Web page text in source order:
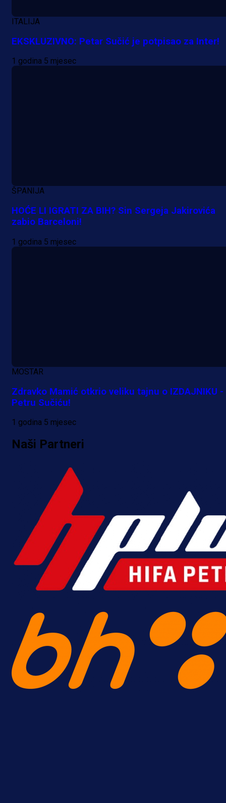
Više vijesti
ITALIJA
EKSKLUZIVNO: Petar Sučić je potpisao za Inter!
1 godina 5 mjesec
ŠPANIJA
HOĆE LI IGRATI ZA BIH? Sin Sergeja Jakirovića
zabio Barceloni!
1 godina 5 mjesec
MOSTAR
Zdravko Mamić otkrio veliku tajnu o IZDAJNIKU -
Petru Sučiću!
1 godina 5 mjesec
Naši Partneri